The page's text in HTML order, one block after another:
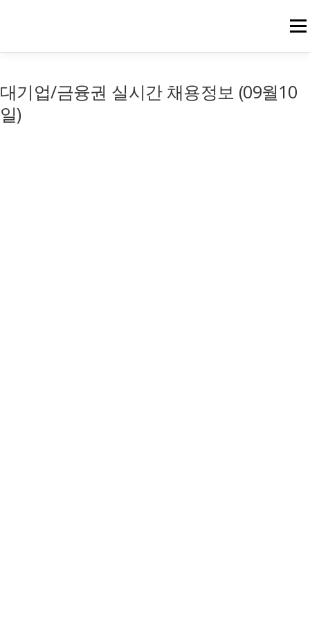
메뉴
대기업/금융권 실시간 채용정보 (09월10
일)